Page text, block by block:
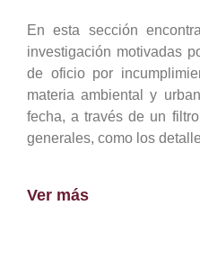
En esta sección
investigación motivadas
de oficio por
materia ambiental y
fecha, a través de un
generales, como los
Ver más